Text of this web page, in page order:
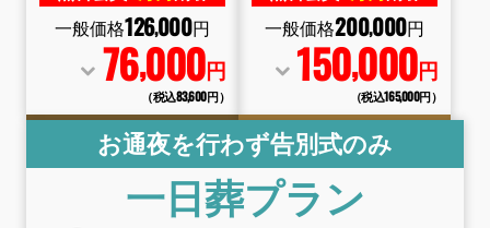
一般価格126,000円
76,000円
（税込83,600円）
一般価格200,000円
150,000円
（税込165,000円）
お通夜を行わず告別式のみ
一日葬プラン